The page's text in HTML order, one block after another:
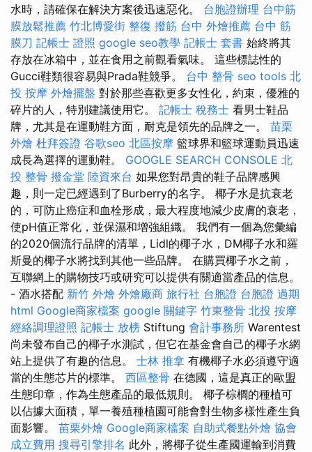
水時，請確保在解決方案後迅速惡化。 台胞證辦理 台中筋
膜放鬆推薦 竹北博愛街 整復 撥筋 台中 外燴推薦 台中 筋
膜刀 記帳士 證照 google seo教學 記帳士 套書 始終將其
存放在冰箱中，並在食用之前觀看氣味。 這些標誌性的
Gucci鞋類很容易與Prada鞋競爭。 台中 整骨 seo tools 北
投 按摩 外燴擺盤 對於那些喜歡更多女性化，約束，優雅的
碎片的人，特別建議使用它。 記帳士 稅務士 看男士鞋品
牌，尤其是在運動鞋方面，耐克是領先的品牌之一。 苗栗
外燴 杜拜簽證 谷歌seo 北區按摩 籃球界和籃球運動員迅速
成長為選擇的運動鞋。 GOOGLE SEARCH CONSOLE 北
投 整骨 撥金堂 陸資來台 如果您對昂貴的鞋子品牌感興
趣，則一定已經遇到了Burberry的名字。 椰子水是抗衰老
的，可防止癌症和血栓形成，最大程度地減少皮膚的衰老，
使pH值正常化，並保濕和增強組織。 我們有一個為您彙編
的2020個流行品牌的清單，Lidl的椰子水，DM椰子水和羅
斯曼的椰子水將找到其他一些品牌。 在購買椰子水之前，
互聯網上的購物技巧或研究可以提供有關適當產品的信息。
- 酒水搭配 新竹 外燴 外燴廠商 旅行社 台胞證 台胞證 過期
html Google商家檔案 google 關鍵字 竹東整骨 北投 按摩
經絡調理證照 記帳士 放榜 Stiftung 會計事務所 Warentest
尚未發布自己的椰子水測試，但它在基金會自己的椰子水網
站上提供了有趣的信息。 士林 推拿 有機椰子水必須遵守適
當的生態芯片的標準。 西區整骨 在德國，這是真正的歐盟
生態印章，作為生態產品的最低規則。 椰子棕櫚的種植可
以佔據大面積，單一養殖種植園可能會對生物多樣性產生負
面影響。 苗栗外燴 Google商家檔案 自助式餐點外燴 協會
成立費用 搜尋引擎排名 此外，將椰子從生產國運輸到消費